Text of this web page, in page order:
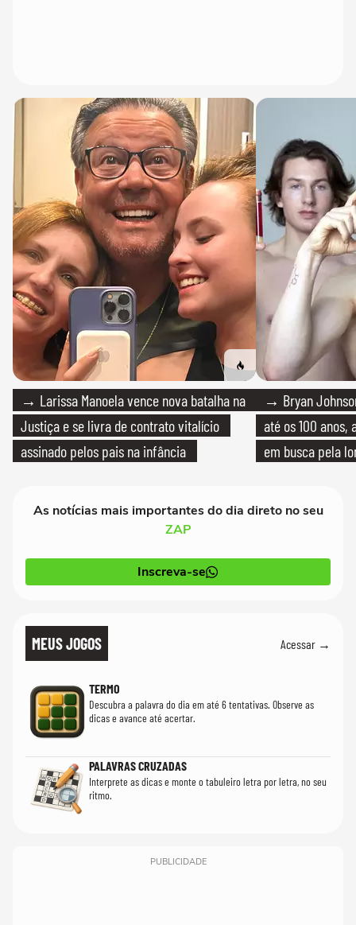
→ Larissa Manoela vence nova batalha na
Justiça e se livra de contrato vitalício
assinado pelos pais na infância
→ Bryan
até os 100
em busca pela
As notícias mais importantes do dia direto no seu
ZAP
Inscreva-se
MEUS JOGOS Acessar →
TERMO
Descubra a palavra do dia em até 6 tentativas. Observe as
dicas e avance até acertar.
PALAVRAS CRUZADAS
Interprete as dicas e monte o tabuleiro letra por letra, no seu
ritmo.
PUBLICIDADE